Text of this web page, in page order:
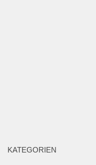
KATEGORIEN